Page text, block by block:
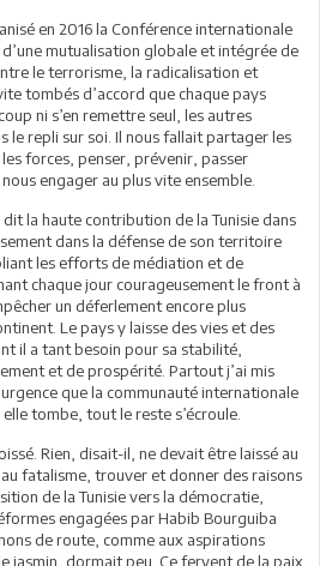
en 2016 la Conférence internationale
mutualisation globale et intégrée de
le terrorisme, la radicalisation et
tombés d’accord que chaque pays
ni s’en remettre seul, les autres
le repli sur soi. Il nous fallait partager les
forces, penser, prévenir, passer
engager au plus vite ensemble.
la haute contribution de la Tunisie dans
dans la défense de son territoire
les efforts de médiation et de
chaque jour courageusement le front à
un déferlement encore plus
Le pays y laisse des vies et des
il a tant besoin pour sa stabilité,
et de prospérité. Partout j’ai mis
que la communauté internationale
tombe, tout le reste s’écroule.
Rien, disait-il, ne devait être laissé au
fatalisme, trouver et donner des raisons
de la Tunisie vers la démocratie,
engagées par Habib Bourguiba
de route, comme aux aspirations
jasmin, dormait peu. Ce fervent de la paix